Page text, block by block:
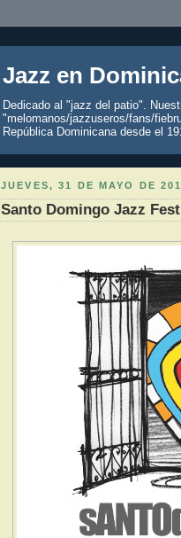
Jazz en
Dedicado al "jazz del patio".
"melomanos/jazzuseros/fans/
República Dominicana desde el
JUEVES, 31 DE MAYO DE
Santo Domingo Jazz